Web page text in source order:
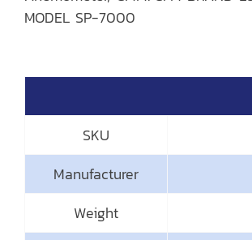
MODEL SP-7000
SKU
Manufacturer
Weight